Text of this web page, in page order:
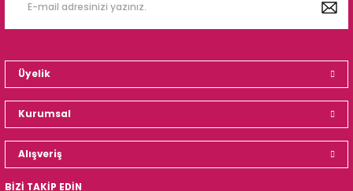
Üyelik
Kurumsal
Alışveriş
BİZİ TAKİP EDİN